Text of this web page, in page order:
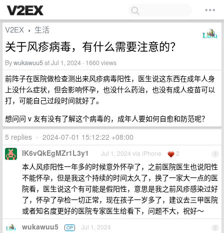
V2EX › 生活
关于风疹病毒，有什么需要注意的？
Bywukawuu5at Jul 1, 2024 · 1660 views
前阵子在医院做检查测出来风疹病毒阳性，医生说这东西在成年人身
上没什么症状，但会影响怀孕，也没什么药治，也没有成人疫苗可以
打，可能自己过段时间就好了。
想问问 v 友有没有了解这个病毒的，成年人要如何自愈和防范呢？
5 replies • 2024-07-01 15:12:22 +08:00
1
IK6vQkEgMZr1L3y1 Jul 1, 2024 via iPhone 2
本人风疹阳性一年多的时候意外怀孕了，之前医院医生也说阳性
不能怀孕，但是我这个持续的时间太久了，换了一家大一点的医
院看，医生说这个有可能是假阳性，意思是我之前风疹感染过好
了，怀孕了孕检一切正常，现在孩子一岁多了，建议去三甲医院
或者知名度更好的医院专家医生给看下，问题不大，祝好～
2
wukawuu5 OP Jul 1, 2024